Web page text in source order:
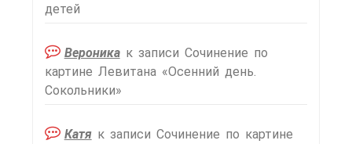
детей
Вероникак записи Сочинение по
картине Левитана «Осенний день.
Сокольники»
Катяк записи Сочинение по картине